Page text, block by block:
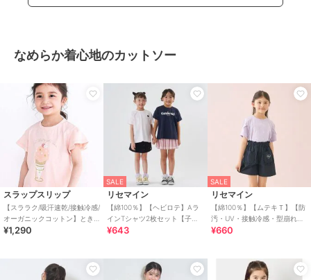
なめらか着心地のカットソー
スラップスリップ
【スララク/吸汗速乾/接触冷感/
オーガニックコットン】とき
めき女の子半袖Tシャツ
¥1,290
SALE
リセマイン
【綿100％】【ヘビロテ】Aラ
インTシャツ2枚セット【子供
服】【キッズ】【女の子】
¥643
SALE
リセマイン
【綿100％】【ムテキＴ】【防
汚・UV・接触冷感・型崩れし
ない】タックスリーブアソー
¥660